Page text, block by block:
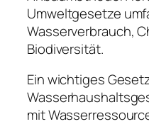
Umweltgesetze
Wasserverbrauch,
Biodiversität.
Ein wichtiges
mit